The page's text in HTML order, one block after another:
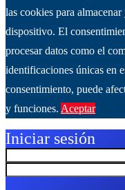
las cookies para
dispositivo. El
procesar datos como el
identificaciones únicas en
consentimiento, puede
y funciones. Aceptar
Iniciar sesión